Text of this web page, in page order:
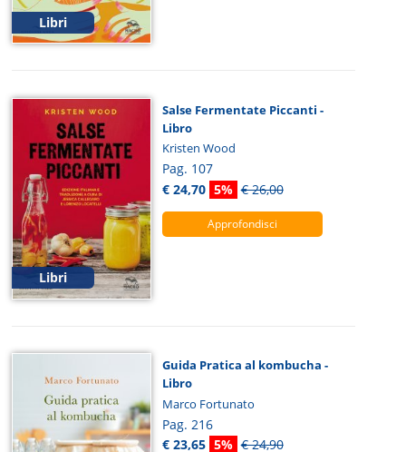
Libri
Libri
Salse Fermentate Piccanti -
Libro
Kristen Wood
Pag. 107
€ 24,70 5% € 26,00
Approfondisci
Guida Pratica al kombucha -
Libro
Marco Fortunato
Pag. 216
€ 23,65 5% € 24,90